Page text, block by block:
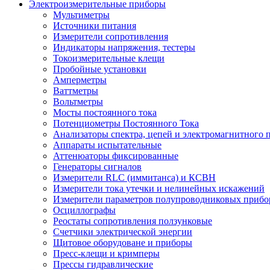
Электроизмерительные приборы
Мультиметры
Источники питания
Измерители сопротивления
Индикаторы напряжения, тестеры
Токоизмерительные клещи
Пробойные установки
Амперметры
Ваттметры
Вольтметры
Мосты постоянного тока
Потенциометры Постоянного Тока
Анализаторы спектра, цепей и электромагнитного
Аппараты испытательные
Аттенюаторы фиксированные
Генераторы сигналов
Измерители RLC (иммитанса) и КСВН
Измерители тока утечки и нелинейных искажений
Измерители параметров полупроводниковых
Осциллографы
Реостаты сопротивления ползунковые
Счетчики электрической энергии
Щитовое оборудоване и приборы
Пресс-клещи и кримперы
Прессы гидравлические